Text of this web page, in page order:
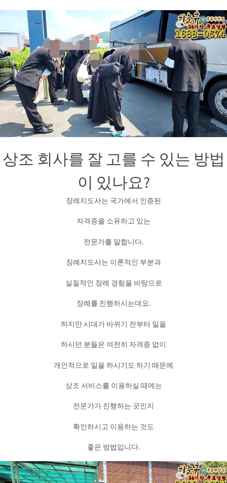
상조 회사를 잘 고를 수 있는 방법
이 있나요?
장례지도사는 국가에서 인증된
자격증을 소유하고 있는
전문가를 말합니다.
장례지도사는 이론적인 부분과
실질적인 장례 경험을 바탕으로
장례를 진행하시는데요.
하지만 시대가 바뀌기 전부터 일을
하시던 분들은 여전히 자격증 없이
개인적으로 일을 하시기도 하기 때문에
상조 서비스를 이용하실 때에는
전문가가 진행하는 곳인지
확인하시고 이용하는 것도
좋은 방법입니다.